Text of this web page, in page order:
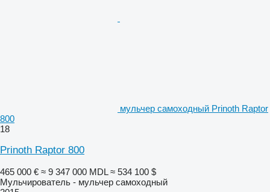
мульчер самоходный Prinoth Raptor
800
18
Prinoth Raptor 800
465 000 € ≈ 9 347 000 MDL ≈ 534 100 $
Мульчирователь - мульчер самоходный